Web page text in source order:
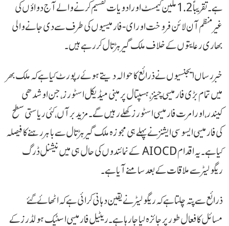
ہے۔ تقریباً 1.2 ملین کیمسٹ اور ادویات تقسیم کرنے والےآج دواؤں کی
غیر منظم آن لائن فروخت اور ای-فارمیسیوں کی طرف سے دی جانے والی
بھاری رعایتوں کے خلاف ملک گیر ہڑتال کر رہے ہیں۔
خبر رساں ایجنسیوں نے ذرائع کا حوالہ دیتے ہوئے رپورٹ کیا ہے کہ ملک بھر
میں تمام بڑی فارمیسی چینز، ہسپتال پر مبنی میڈیکل اسٹورز، جن اوشدھی
کیندر، اور امرت فارمیسی اسٹورز کھلے رہیں گے۔ مزید برآں، کئی ریاستی سطح
کی فارمیسی ایسوسی ایشنز نے پہلے ہی مجوزہ ملک گیر ہڑتال سے باہر رہنے کا فیصلہ
کیا ہے۔ یہ اقدام AIOCD کے نمائندوں کی حال ہی میں نیشنل ڈرگ
ریگولیٹر سے ملاقات کے بعد سامنے آیا ہے۔
ذرائع سے پتہ چلتا ہے کہ ریگولیٹر نے یقین دہانی کرائی ہے کہ اٹھائے گئے
مسائل کا فعال طور پر جائزہ لیا جا رہا ہے۔ ریٹیل فارمیسی اسٹیک ہولڈرز کے